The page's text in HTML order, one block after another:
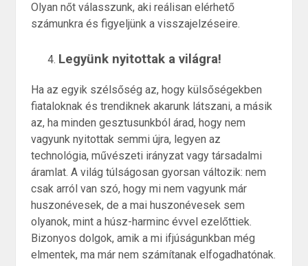
Olyan nőt válasszunk, aki reálisan elérhető
számunkra és figyeljünk a visszajelzéseire.
Legyünk nyitottak a világra!
Ha az egyik szélsőség az, hogy külsőségekben
fiataloknak és trendiknek akarunk látszani, a másik
az, ha minden gesztusunkból árad, hogy nem
vagyunk nyitottak semmi újra, legyen az
technológia, művészeti irányzat vagy társadalmi
áramlat. A világ túlságosan gyorsan változik: nem
csak arról van szó, hogy mi nem vagyunk már
huszonévesek, de a mai huszonévesek sem
olyanok, mint a húsz-harminc évvel ezelőttiek.
Bizonyos dolgok, amik a mi ifjúságunkban még
elmentek, ma már nem számítanak elfogadhatónak.